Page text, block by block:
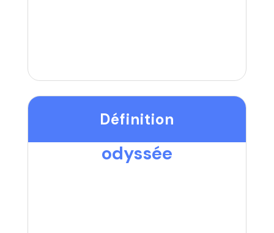
Définition
odyssée